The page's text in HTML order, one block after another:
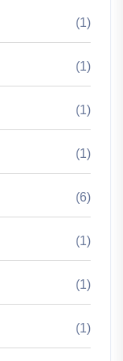
(1)
(1)
(1)
(1)
(6)
(1)
(1)
(1)